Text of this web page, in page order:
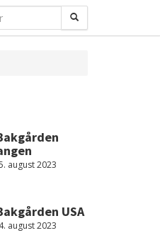
august 2023
USA
august 2023